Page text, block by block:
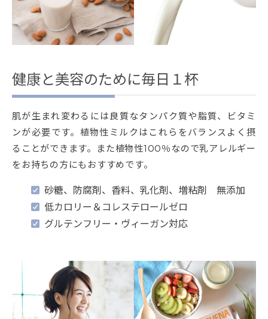
健康と美容のために毎日１杯
肌が生まれ変わるには良質なタンパク質や脂質、ビタミ
ンが必要です。植物性ミルクはこれらをバランスよく摂
ることができます。また植物性100％なので乳アレルギー
をお持ちの方にもおすすめです。
砂糖、防腐剤、香料、乳化剤、増粘剤 無添加
低カロリー＆コレステロールゼロ
グルテンフリー・ヴィーガン対応